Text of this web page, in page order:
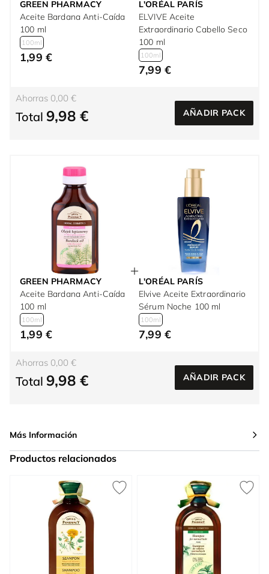
GREEN PHARMACY
Aceite Bardana Anti-Caída
100 ml
100ml
1,99 €
L'ORÉAL PARÍS
ELVIVE Aceite
Extraordinario Cabello Seco
100 ml
100ml
7,99 €
Ahorras 0,00 €
Total 9,98 € AÑADIR PACK
GREEN PHARMACY
Aceite Bardana Anti-Caída
100 ml
100ml
1,99 €
L'ORÉAL PARÍS
Elvive Aceite Extraordinario
Sérum Noche 100 ml
100ml
7,99 €
Ahorras 0,00 €
Total 9,98 € AÑADIR PACK
Más Información
Productos relacionados
Press to skip carousel